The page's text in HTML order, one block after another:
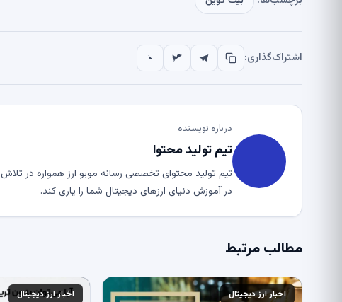
اشتراک‌گذاری:
درباره نویسنده
تیم تولید محتوا
تیم تولید محتوای تخصصی رسانه موبو ارز همواره در
در آموزش دنیای ارزهای دیجیتال شما را یاری کند.
مطالب مرتبط
اخبار ارز دیجیتال اخبار ارز دیجیتال